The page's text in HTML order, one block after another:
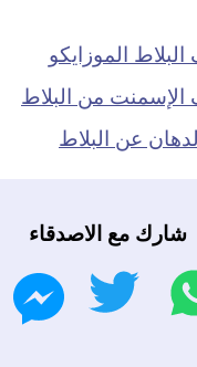
الموزايكو
من البلاط
عن البلاط
شارك مع الاصدقاء
واتساب تويتر